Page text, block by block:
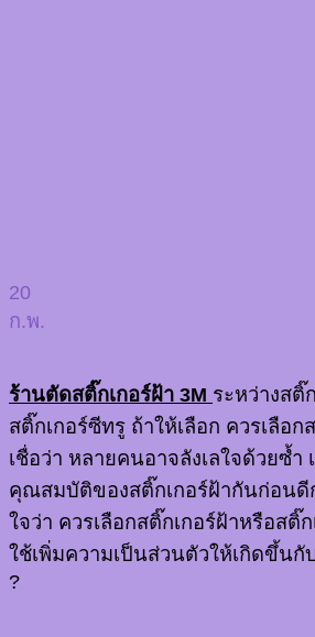
20
ก.พ.
ร้านตัดสติ๊กเกอร์ฝ้า 3M ระหว่างสติ๊
สติ๊กเกอร์ซีทรู ถ้าให้เลือก ควรเลือ
เชื่อว่า หลายคนอาจลังเลใจด้วยซ้ำ
คุณสมบัติของสติ๊กเกอร์ฝ้ากันก่อน
ใจว่า ควรเลือกสติ๊กเกอร์ฝ้าหรือสติ๊
ใช้เพิ่มความเป็นส่วนตัวให้เกิดขึ้น
?